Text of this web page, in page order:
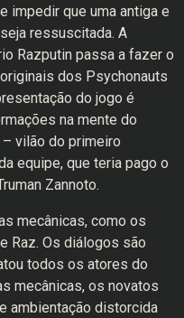
impedir que uma antiga e
ressuscitada. A
Razputin passa a fazer o
dos Psychonauts
do jogo é
na mente do
vilão do primeiro
equipe, que teria pago o
Zannoto.
mecânicas, como os
Raz. Os diálogos são
todos os atores do
mecânicas, os novatos
e ambientação distorcida